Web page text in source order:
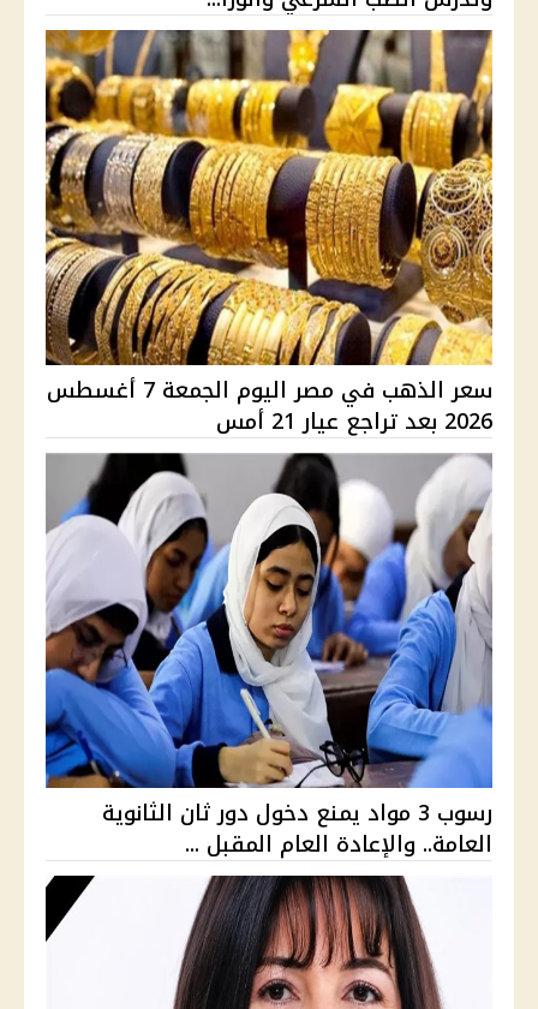
سعر الذهب في مصر اليوم الجمعة 7 أغسطس
2026 بعد تراجع عيار 21 أمس
رسوب 3 مواد يمنع دخول دور ثان الثانوية
العامة.. والإعادة العام المقبل ...